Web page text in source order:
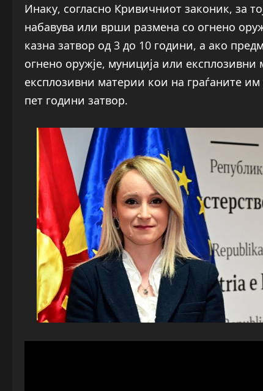
Инаку, согласно Кривичниот законик, за
набавува или врши размена со огнено
казна затвор од 3 до 10 години, а ако
огнено оружје, муниција или
експлозивни материи кои на граѓаните им
пет години затвор.